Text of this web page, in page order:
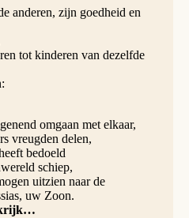
anderen, zijn goedheid en
tot kinderen van dezelfde
omgaan met elkaar,
vreugden delen,
bedoeld
schiep,
uitzien naar de
uw Zoon.